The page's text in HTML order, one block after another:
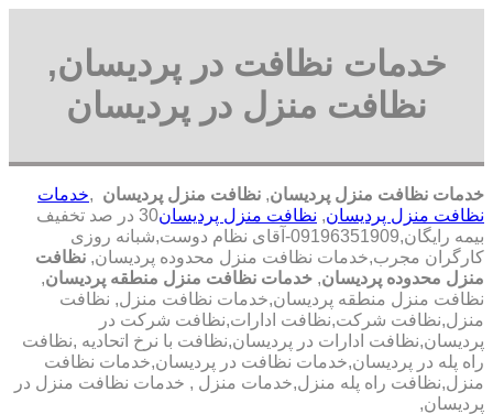
خدمات نظافت در پردیسان,
نظافت منزل در پردیسان
خدمات نظافت منزل پردیسان, نظافت منزل پردیسان ,خدمات
نظافت منزل پردیسان, نظافت منزل پردیسان
30 در صد تخفیف
بیمه رایگان,09196351909-آقای نظام دوست,شبانه روزی
کارگران مجرب,خدمات نظافت منزل محدوده پردیسان, نظافت
منزل محدوده پردیسان, خدمات نظافت منزل منطقه پردیسان,
نظافت منزل منطقه پردیسان,خدمات نظافت منزل, نظافت
منزل,نظافت شرکت,نظافت ادارات,نظافت شرکت در
پردیسان,نظافت ادارات در پردیسان,نظافت با نرخ اتحادیه ,نظافت
راه پله در پردیسان,خدمات نظافت در پردیسان,خدمات نظافت
منزل,نظافت راه پله منزل,خدمات منزل , خدمات نظافت منزل در
پردیسان,